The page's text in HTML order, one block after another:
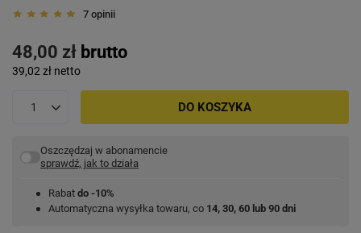
7 opinii
48,00 zł brutto
39,02 zł netto
DO KOSZYKA
Oszczędzaj w abonamencie
sprawdź, jak to działa
Rabat do -10%
Automatyczna wysyłka towaru, co 14, 30, 60 lub 90 dni